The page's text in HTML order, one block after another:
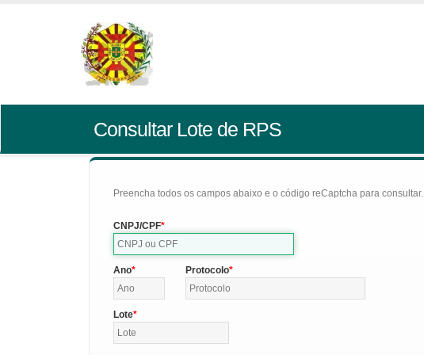
Consultar Lote de RPS
Preencha todos os campos abaixo e o código reCaptcha para consultar.
CNPJ/CPF
Ano Protocolo
Lote